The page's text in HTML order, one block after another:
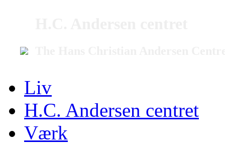
Liv
H.C. Andersen centret
Værk